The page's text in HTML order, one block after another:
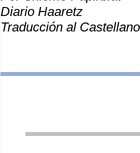
Diario Haaretz
Traducción al Castellano